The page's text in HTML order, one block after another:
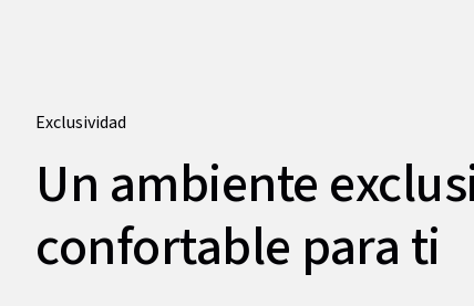
Exclusividad
Un ambiente
confortable para ti